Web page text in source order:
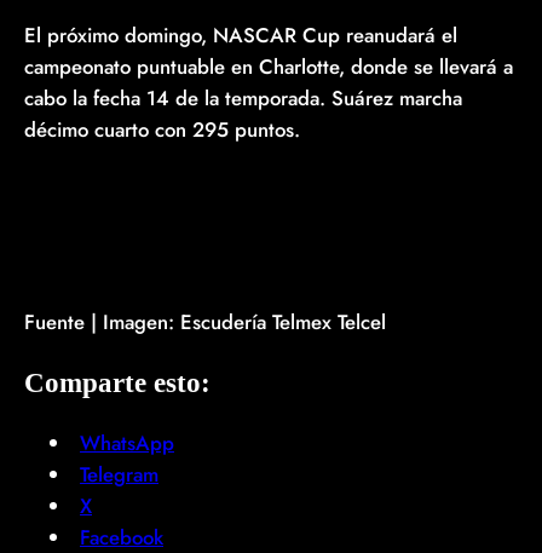
El próximo domingo, NASCAR Cup reanudará el
campeonato puntuable en Charlotte, donde se llevará a
cabo la fecha 14 de la temporada. Suárez marcha
décimo cuarto con 295 puntos.
Fuente | Imagen: Escudería Telmex Telcel
Comparte esto:
WhatsApp
Telegram
X
Facebook